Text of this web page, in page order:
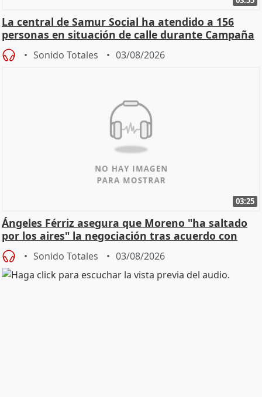
La central de Samur Social ha atendido a 156
personas en situación de calle durante Campaña
de Calor
Sonido Totales 03/08/2026
03:25
Ángeles Férriz asegura que Moreno "ha saltado
por los aires" la negociación tras acuerdo con
SMA
Sonido Totales 03/08/2026